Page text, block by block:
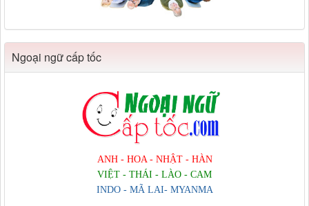
Ngoại ngữ cấp tốc
ANH - HOA - NHẬT - HÀN
VIỆT - THÁI - LÀO - CAM
INDO - MÃ LAI- MYANMA